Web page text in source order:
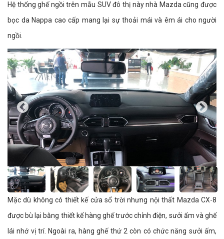
Hệ thống ghế ngồi trên mẫu SUV đô thị này nhà Mazda cũng được
bọc da Nappa cao cấp mang lại sự thoải mái và êm ái cho người
ngồi.
Mặc dù không có thiết kế cửa sổ trời nhưng nội thất Mazda CX-8
được bù lại bằng thiết kế hàng ghế trước chỉnh điện, sưởi ấm và ghế
lái nhớ vị trí. Ngoài ra, hàng ghế thứ 2 còn có chức năng sưởi ấm,